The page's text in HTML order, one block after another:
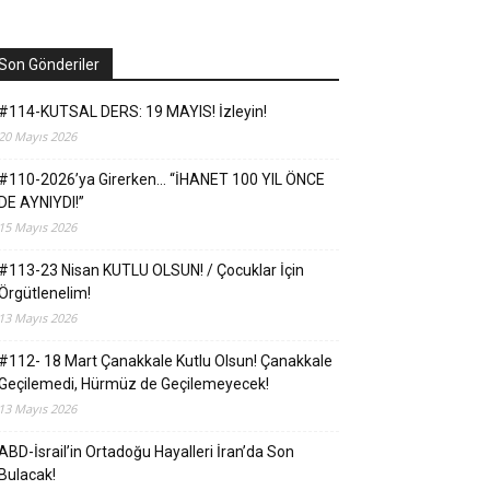
Gönderiler
KUTSAL DERS: 19 MAYIS! İzleyin!
Mayıs 2026
2026’ya Girerken… “İHANET 100 YIL ÖNCE
AYNIYDI!”
Mayıs 2026
23 Nisan KUTLU OLSUN! / Çocuklar İçin
Mayıs 2026
18 Mart Çanakkale Kutlu Olsun! Çanakkale
Hürmüz de Geçilemeyecek!
Mayıs 2026
İsrail’in Ortadoğu Hayalleri İran’da Son